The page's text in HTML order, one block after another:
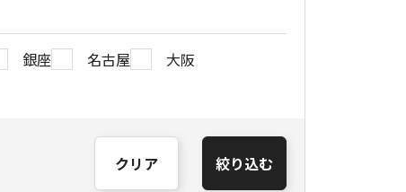
銀座 名古屋
大阪
クリア 絞り込む